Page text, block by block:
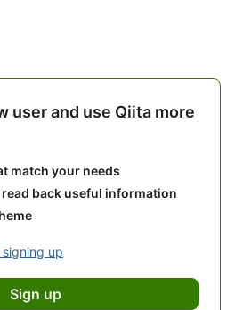
user and use Qiita more
match your needs
back useful information
up
Sign up